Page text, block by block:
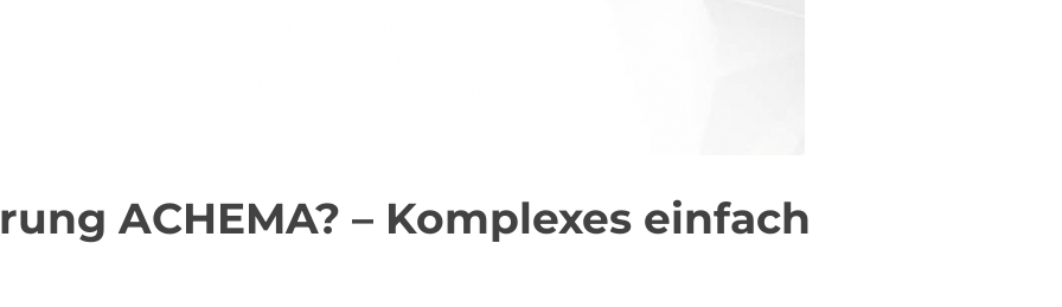
ACHEMA? – Komplexes einfach